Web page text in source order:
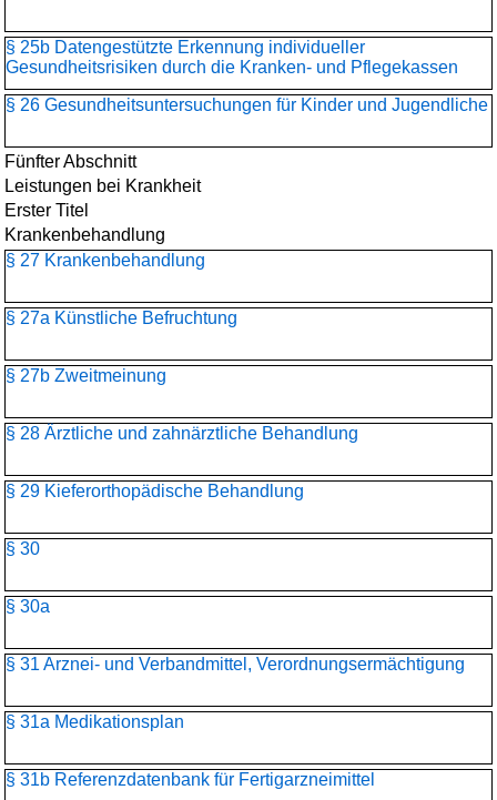
§ 25b Datengestützte Erkennung individueller
Gesundheitsrisiken durch die Kranken- und Pflegekassen
§ 26 Gesundheitsuntersuchungen für Kinder und Jugendliche
Fünfter Abschnitt
Leistungen bei Krankheit
Erster Titel
Krankenbehandlung
§ 27 Krankenbehandlung
§ 27a Künstliche Befruchtung
§ 27b Zweitmeinung
§ 28 Ärztliche und zahnärztliche Behandlung
§ 29 Kieferorthopädische Behandlung
§ 30
§ 30a
§ 31 Arznei- und Verbandmittel, Verordnungsermächtigung
§ 31a Medikationsplan
§ 31b Referenzdatenbank für Fertigarzneimittel